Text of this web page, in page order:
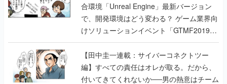
合環境「Unreal Engine」最新バージョン
で、開発環境はどう変わる？ ゲーム業界向
けソリューションイベント「GTMF2019」
に行って、より理解を深めよう【PR】
【田中圭一連載：サイバーコネクトツー
編】すべての責任はオレが取る。だから、
付いてきてくれないか──男の熱意はチーム